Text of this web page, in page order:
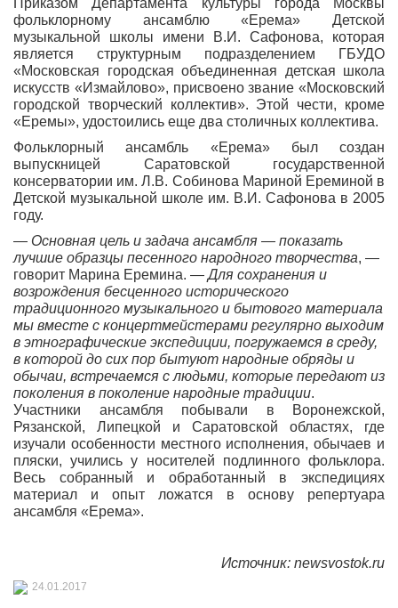
Приказом Департамента культуры города Москвы
фольклорному ансамблю «Ерема» Детской
музыкальной школы имени В.И. Сафонова, которая
является структурным подразделением ГБУДО
«Московская городская объединенная детская школа
искусств «Измайлово», присвоено звание «Московский
городской творческий коллектив». Этой чести, кроме
«Еремы», удостоились еще два столичных коллектива.
Фольклорный ансамбль «Ерема» был создан
выпускницей Саратовской государственной
консерватории им. Л.В. Собинова Мариной Ереминой в
Детской музыкальной школе им. В.И. Сафонова в 2005
году.
— Основная цель и задача ансамбля — показать
лучшие образцы песенного народного творчества, —
говорит Марина Еремина. —Для сохранения и
возрождения бесценного исторического
традиционного музыкального и бытового материала
мы вместе с концертмейстерами регулярно выходим
в этнографические экспедиции, погружаемся в среду,
в которой до сих пор бытуют народные обряды и
обычаи, встречаемся с людьми, которые передают из
поколения в поколение народные традиции.
Участники ансамбля побывали в Воронежской,
Рязанской, Липецкой и Саратовской областях, где
изучали особенности местного исполнения, обычаев и
пляски, учились у носителей подлинного фольклора.
Весь собранный и обработанный в экспедициях
материал и опыт ложатся в основу репертуара
ансамбля «Ерема».
Источник: newsvostok.ru
24.01.2017